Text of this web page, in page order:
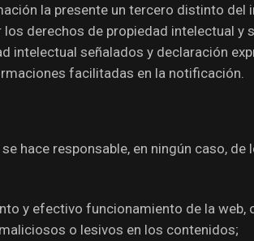
la presente un tercero distinto del
derechos de propiedad intelectual y
intelectual señalados y declaración
facilitadas en la notificación.
hace responsable, en ningún caso,
y efectivo funcionamiento de la web,
o lesivos en los contenidos;